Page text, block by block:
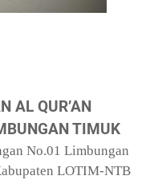
AL QUR’AN
TIMUK
No.01 Limbungan
LOTIM-NTB